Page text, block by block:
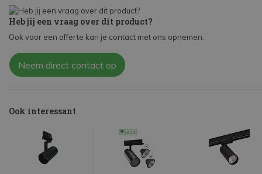
Heb jij een vraag over dit product?
Ook voor een offerte kan je contact met ons opnemen.
Neem direct contact op
Ook interessant